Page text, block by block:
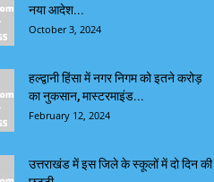
नया आदेश...
October 3, 2024
हल्द्वानी हिंसा में नगर निगम को इतने करोड़
का नुकसान, मास्टरमाइंड...
February 12, 2024
उत्तराखंड में इस जिले के स्कूलों में दो दिन की